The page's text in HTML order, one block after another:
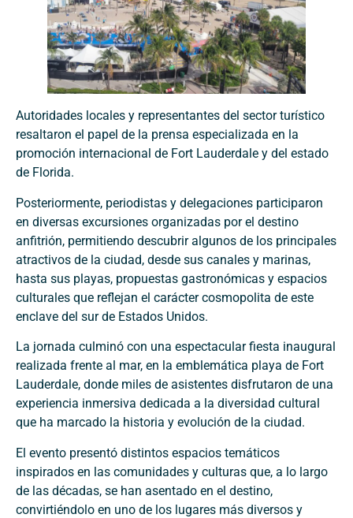
Autoridades locales y representantes del sector turístico
resaltaron el papel de la prensa especializada en la
promoción internacional de Fort Lauderdale y del estado
de Florida.
Posteriormente, periodistas y delegaciones participaron
en diversas excursiones organizadas por el destino
anfitrión, permitiendo descubrir algunos de los principales
atractivos de la ciudad, desde sus canales y marinas,
hasta sus playas, propuestas gastronómicas y espacios
culturales que reflejan el carácter cosmopolita de este
enclave del sur de Estados Unidos.
La jornada culminó con una espectacular fiesta inaugural
realizada frente al mar, en la emblemática playa de Fort
Lauderdale, donde miles de asistentes disfrutaron de una
experiencia inmersiva dedicada a la diversidad cultural
que ha marcado la historia y evolución de la ciudad.
El evento presentó distintos espacios temáticos
inspirados en las comunidades y culturas que, a lo largo
de las décadas, se han asentado en el destino,
convirtiéndolo en uno de los lugares más diversos y